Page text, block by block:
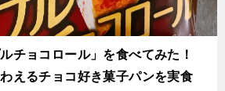
チョコロール」を食べてみた！
えるチョコ好き菓子パンを実食